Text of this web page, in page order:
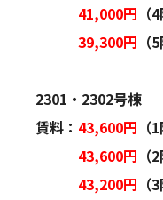
41,000円 （
39,300円 （
2301・2302号棟
賃料： 43,600円 （
43,600円 （
43,200円 （